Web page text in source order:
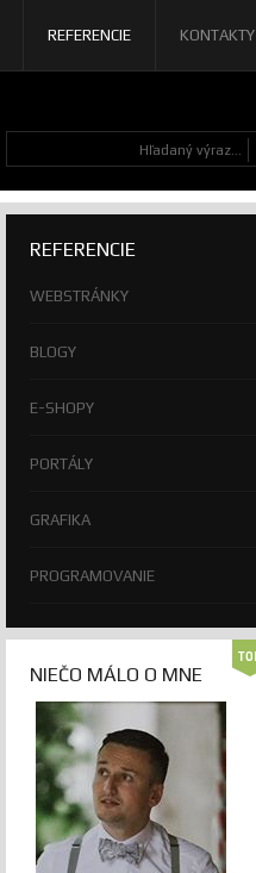
REFERENCIE KONTAKTY
REFERENCIE
WEBSTRÁNKY
BLOGY
E-SHOPY
PORTÁLY
GRAFIKA
PROGRAMOVANIE
NIEČO MÁLO O MNE